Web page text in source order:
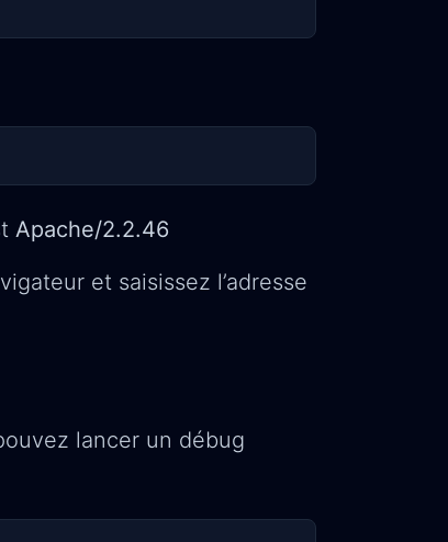
Apache/2.2.46
et saisissez l’adresse
lancer un débug